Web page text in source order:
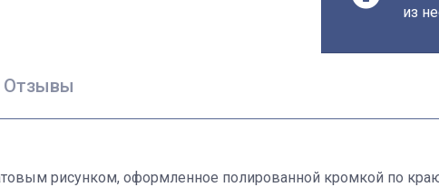
из
Отзывы
рисунком, оформленное полированной кромкой по